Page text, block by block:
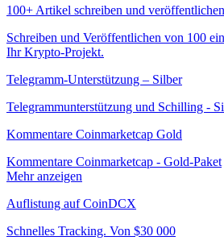
100+ Artikel schreiben und veröffentlichen
Schreiben und Veröffentlichen von 100
Ihr Krypto-Projekt.
Telegramm-Unterstützung – Silber
Telegrammunterstützung und Schilling -
Kommentare Coinmarketcap Gold
Kommentare Coinmarketcap - Gold-Paket
Mehr anzeigen
Auflistung auf CoinDCX
Schnelles Tracking. Von $30 000